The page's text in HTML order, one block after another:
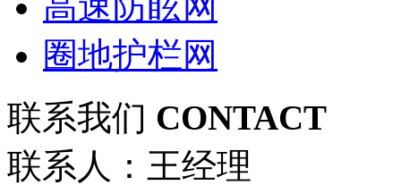
圈地护栏网
联系我们 CONTACT
联系人：王经理